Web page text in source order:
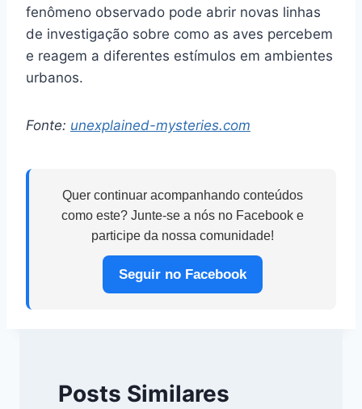
fenômeno observado pode abrir novas linhas
de investigação sobre como as aves percebem
e reagem a diferentes estímulos em ambientes
urbanos.
Fonte: unexplained-mysteries.com
Quer continuar acompanhando conteúdos
como este? Junte-se a nós no Facebook e
participe da nossa comunidade!
Seguir no Facebook
Posts Similares